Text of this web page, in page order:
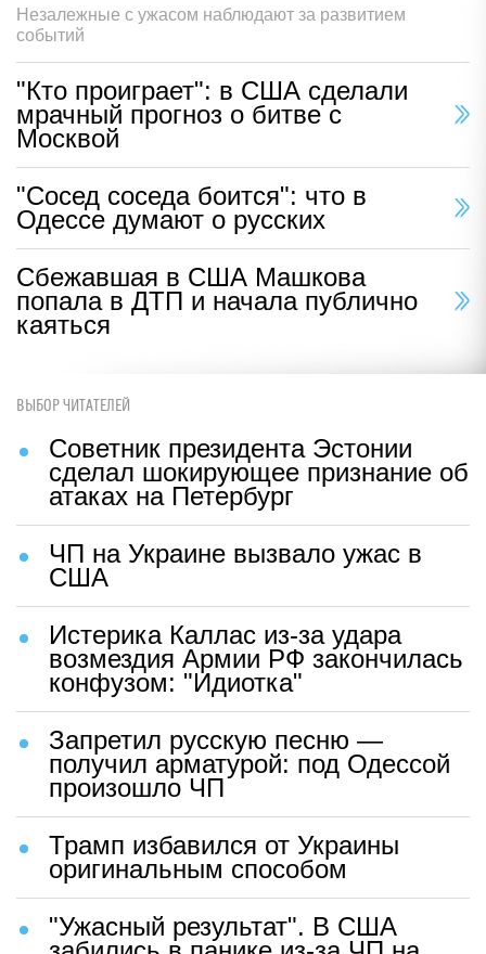
Незалежные с ужасом наблюдают за развитием
событий
"Кто проиграет": в США сделали
мрачный прогноз о битве с
Москвой
"Сосед соседа боится": что в
Одессе думают о русских
Сбежавшая в США Машкова
попала в ДТП и начала публично
каяться
ВЫБОР ЧИТАТЕЛЕЙ
Советник президента Эстонии
сделал шокирующее признание об
атаках на Петербург
ЧП на Украине вызвало ужас в
США
Истерика Каллас из-за удара
возмездия Армии РФ закончилась
конфузом: "Идиотка"
Запретил русскую песню —
получил арматурой: под Одессой
произошло ЧП
Трамп избавился от Украины
оригинальным способом
"Ужасный результат". В США